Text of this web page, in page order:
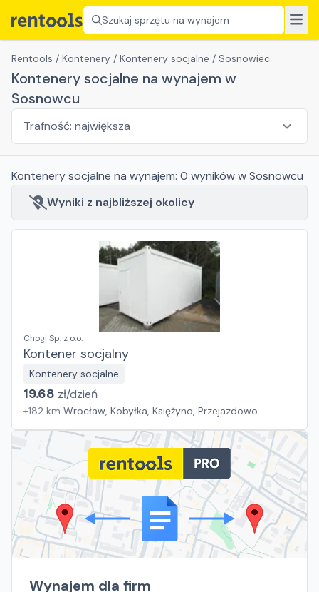
Szukaj sprzętu na wynajem
Rentools / Kontenery / Kontenery socjalne / Sosnowiec
Kontenery socjalne na wynajem w
Sosnowcu
Kontenery socjalne na wynajem: 0 wynikóww Sosnowcu
Wyniki z najbliższej okolicy
Chogi Sp. z o.o.
Kontener socjalny
Kontenery socjalne
19.68 zł/dzień
+182 km Wrocław, Kobyłka, Księżyno, Przejazdowo
Wynajem dla firm